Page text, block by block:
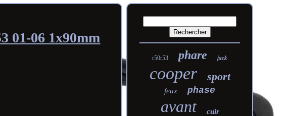
01-06 1x90mm
r50r53 phare jack
cooper sport
feux phase
avant cuir